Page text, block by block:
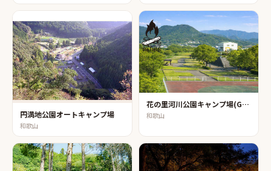
円満地公園オートキャンプ場
和歌山
花の里河川公園キャンプ場(GOLDENRIVER THE FIELD)
和歌山